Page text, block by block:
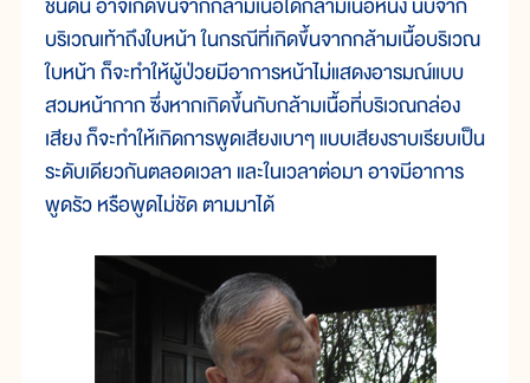
ชนิดนี้ อาจเกิดขึ้นจากกล้ามเนื้อใดกล้ามเนื้อหนึ่ง นับจาก
บริเวณเท้าถึงใบหน้า ในกรณีที่เกิดขึ้นจากกล้ามเนื้อบริเวณ
ใบหน้า ก็จะทำให้ผู้ป่วยมีอาการหน้าไม่แสดงอารมณ์แบบ
สวมหน้ากาก ซึ่งหากเกิดขึ้นกับกล้ามเนื้อที่บริเวณกล่อง
เสียง ก็จะทำให้เกิดการพูดเสียงเบาๆ แบบเสียงราบเรียบเป็น
ระดับเดียวกันตลอดเวลา และในเวลาต่อมา อาจมีอาการ
พูดรัว หรือพูดไม่ชัด ตามมาได้